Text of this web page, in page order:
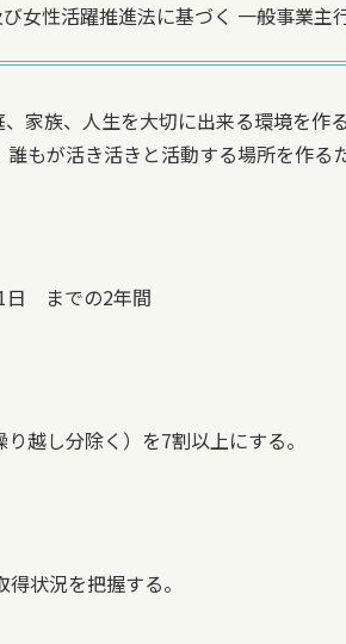
女性活躍推進法に基づく 一般事業主
家族、人生を大切に出来る環境を
もが活き活きと活動する場所を作る
日 までの2年間
越し分除く）を7割以上にする。
状況を把握する。